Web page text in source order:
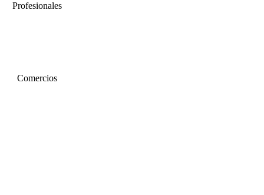
Profesionales
Comercios